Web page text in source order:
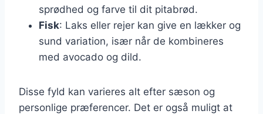
sprødhed og farve til dit pitabrød.
Fisk: Laks eller rejer kan give en lækker og
sund variation, især når de kombineres
med avocado og dild.
Disse fyld kan varieres alt efter sæson og
personlige præferencer. Det er også muligt at